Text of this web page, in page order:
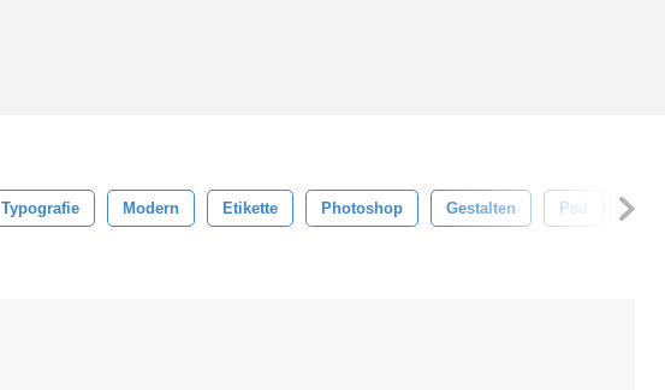
Typografie Modern Etikette Photoshop Gestalten Psd